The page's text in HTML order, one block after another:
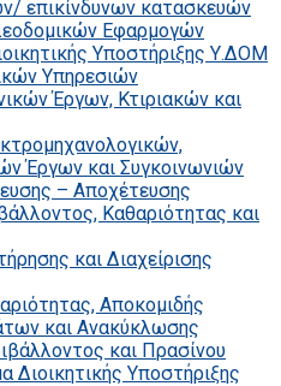
επικίνδυνων κατασκευών
Εφαρμογών
Υποστήριξης Υ.ΔΟΜ
Υπηρεσιών
Έργων, Κτιριακών και
Έργων και Συγκοινωνιών
– Αποχέτευσης
Καθαριότητας και
και Διαχείρισης
Αποκομιδής
και Ανακύκλωσης
και Πρασίνου
Διοικητικής Υποστήριξης